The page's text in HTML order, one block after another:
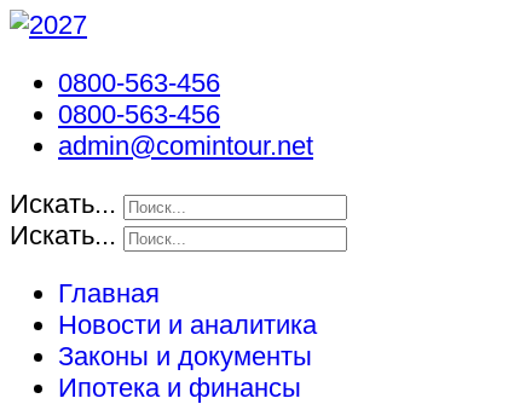
0800-563-456
0800-563-456
admin@comintour.net
Искать...
Искать...
Главная
Новости и аналитика
Законы и документы
Ипотека и финансы